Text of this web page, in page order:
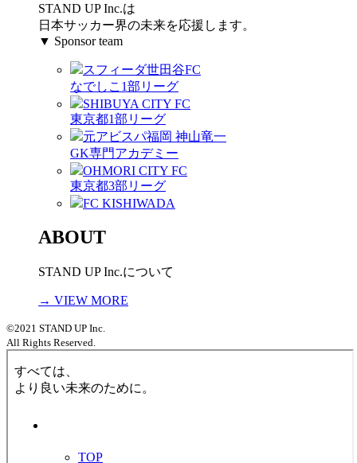
STAND UP Inc.は
日本サッカー界の未来を応援します。
▼ Sponsor team
スフィーダ世田谷FC
なでしこ1部リーグ
SHIBUYA CITY FC
東京都1部リーグ
元アビスパ福岡 神山竜一
GK専門アカデミー
OHMORI CITY FC
東京都3部リーグ
FC KISHIWADA
ABOUT
STAND UP Inc.について
→ VIEW MORE
©2021 STAND UP Inc.
All Rights Reserved.